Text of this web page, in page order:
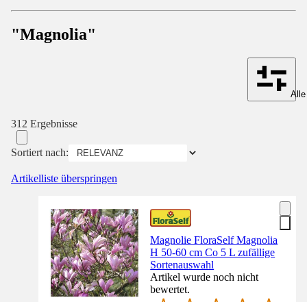
"Magnolia"
312 Ergebnisse
Sortiert nach:
Artikelliste überspringen
Magnolie FloraSelf Magnolia
H 50-60 cm Co 5 L zufällige
Sortenauswahl
Artikel wurde noch nicht
bewertet.